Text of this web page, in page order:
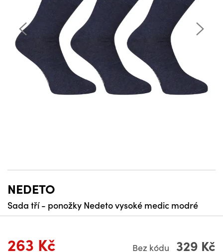
NEDETO
Sada tří - ponožky Nedeto vysoké medic modré
263 Kč Bez kódu 329 Kč